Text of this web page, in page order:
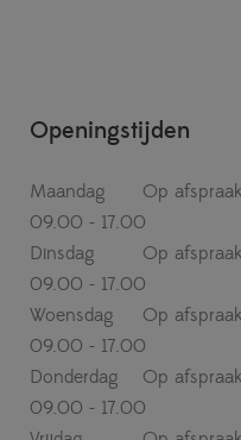
Openingstijden
Maandag
Op
09.00 - 17.00
Dinsdag
Op
09.00 - 17.00
Woensdag
Op
09.00 - 17.00
Donderdag
Op
09.00 - 17.00